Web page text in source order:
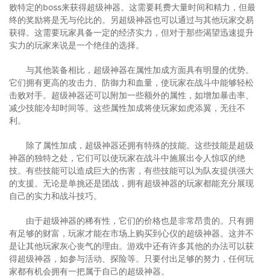
败特定的boss来获得超级神器。这需要耗费大量时间和精力，但最
终的奖励将是无与伦比的。另超级神器也可以通过与其他玩家交易
获得。这需要玩家具备一定的经济实力，但对于那些渴望迅速提升
实力的玩家来说是一个绝佳的选择。
与其他装备相比，超级神器在属性加成方面具有明显的优势。
它们拥有更高的攻击力、防御力和血量，使玩家在战斗中能够轻松
击败对手。超级神器还可以附加一些额外的属性，如增加暴击率、
减少技能冷却时间等。这些属性加成将使玩家如虎添翼，无往不
利。
除了属性加成，超级神器还拥有特殊的技能。这些技能是超级
神器的独特之处，它们可以使玩家在战斗中施展出令人惊叹的绝
技。有些技能可以造成巨大的伤害，有些技能可以为队友提供强大
的支援。无论是单挑还是团战，拥有超级神器的玩家都能充分展现
自己的实力和战斗技巧。
由于超级神器的稀有性，它们的价格也是非常昂贵的。只有拥
有足够的财富，玩家才能在市场上购买到心仪的超级神器。这并不
是让其他玩家灰心丧气的理由。游戏中还有许多其他的办法可以获
得超级神器，如参与活动、探险等。只要付出足够的努力，任何玩
家都有机会拥有一把属于自己的超级神器。